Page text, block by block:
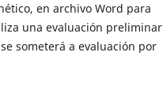
en archivo Word para
una evaluación preliminar
someterá a evaluación por